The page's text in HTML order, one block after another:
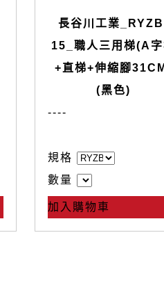
長谷川工業
15_職人三用梯(A
+直梯+伸縮腳
(黑色)
----
規格
數量
加入購物車